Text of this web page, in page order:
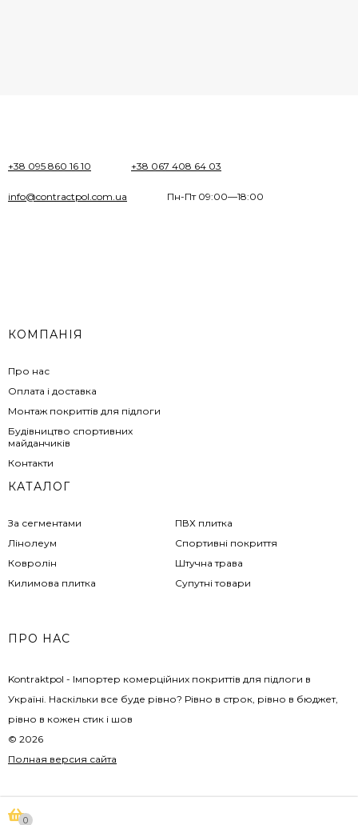
+38 095 860 16 10 +38 067 408 64 03
info@contractpol.com.ua Пн-Пт 09:00—18:00
КОМПАНІЯ
Про нас
Оплата і доставка
Монтаж покриттів для підлоги
Будівництво спортивних
майданчиків
Контакти
КАТАЛОГ
За сегментами
Лінолеум
Ковролін
Килимова плитка
ПВХ плитка
Спортивні покриття
Штучна трава
Супутні товари
ПРО НАС
Kontraktpol - Імпортер комерційних покриттів для підлоги в
Україні. Наскільки все буде рівно? Рівно в строк, рівно в бюджет,
рівно в кожен стик і шов
© 2026
Полная версия сайта
0